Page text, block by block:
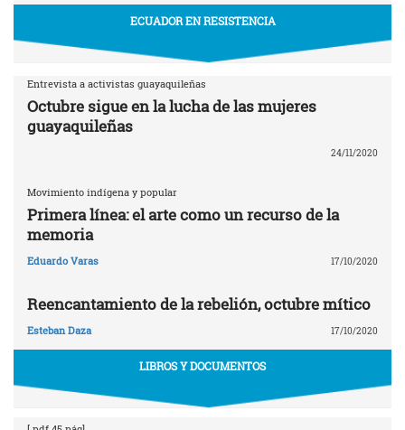
ECUADOR EN RESISTENCIA
Entrevista a activistas guayaquileñas
Octubre sigue en la lucha de las mujeres
guayaquileñas
24/11/2020
Movimiento indígena y popular
Primera línea: el arte como un recurso de la
memoria
Eduardo Varas 17/10/2020
Reencantamiento de la rebelión, octubre mítico
Esteban Daza 17/10/2020
LIBROS Y DOCUMENTOS